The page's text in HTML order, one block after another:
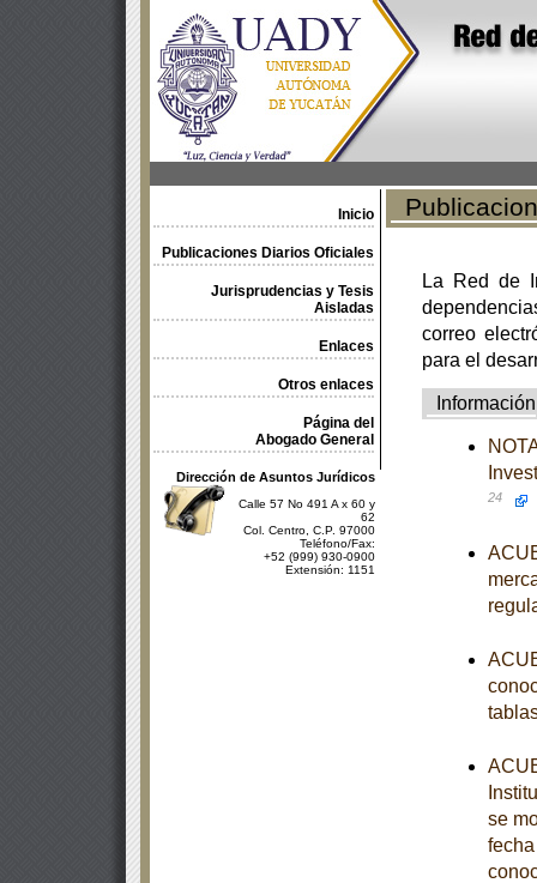
Inicio
Publicaciones Diarios Oficiales
Jurisprudencias y Tesis
Aisladas
Enlaces
Otros enlaces
Página del
Abogado General
Dirección de Asuntos Jurídicos
Calle 57 No 491 A x 60 y
62
Col. Centro, C.P. 97000
Teléfono/Fax:
+52 (999) 930-0900
Extensión: 1151
La Red de
correo
para el
Información
24
se